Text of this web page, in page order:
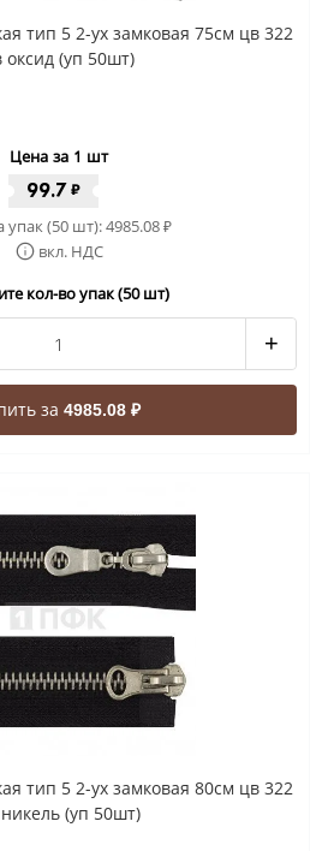
тип 5 2-ух замковая 75см цв 322
оксид (уп 50шт)
Цена за 1 шт
99.7 ₽
упак (50 шт):4985.08₽
вкл. НДС
кол-во упак (50 шт)
+
за 4985.08 ₽
тип 5 2-ух замковая 80см цв 322
(уп 50шт)